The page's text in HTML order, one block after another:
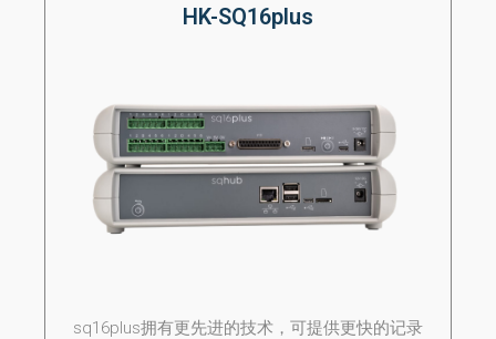
HK-SQ16plus
sq16plus拥有更先进的技术，可提供更快的记录